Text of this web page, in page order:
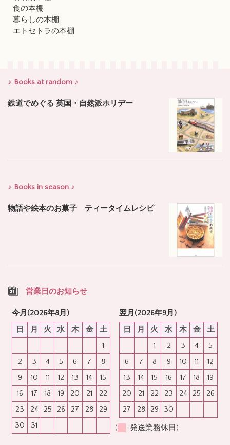
食の本棚
暮らしの本棚
エトセトラの本棚
♪ Books at random ♪
鉄道でめぐる 英国・自然派ホリデー
♪ Books in season ♪
物語や絵本のお菓子 ティータイムレシピ
営業日のお知らせ
今月(2026年8月)
日
月 火 水 木 金
土
1
2
3 4 5 6 7
8
9
10 11 12 13 14
15
16
17 18 19 20 21
22
23
24 25 26 27 28
29
30
31
翌月(2026年9月)
日
月 火 水 木 金
土
1
2 3 4
5
6
7 8 9 10 11
12
13
14 15 16 17 18
19
20
21 22 23 24 25
26
27
28 29 30
( 発送業務休日)